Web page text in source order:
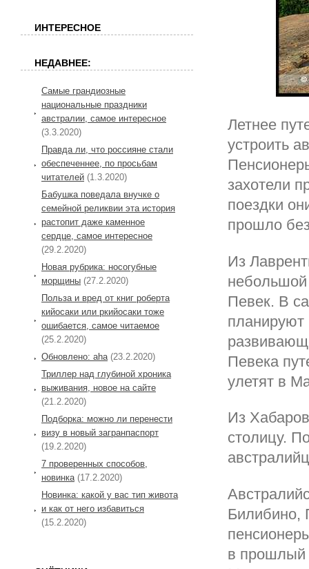
Летнее
устроить
захотели
поездки
прошло
Из
Певек. В
планируют
Певека
улетят в
Из
столицу.
Билибино,
в прошлый
ИНТЕРЕСНОЕ
НЕДАВНЕЕ:
Самые грандиозные
национальные праздники
австралии, самое интересное
(3.3.2020)
Правда ли, что россияне стали
обеспеченнее, по просьбам
читателей (1.3.2020)
Бабушка поведала внучке о
семейной реликвии эта история
растопит даже каменное
сердце, самое интересное
(29.2.2020)
Новая рубрика: носогубные
морщины (27.2.2020)
Польза и вред от книг роберта
кийосаки или ркийосаки тоже
ошибается, самое читаемое
(25.2.2020)
Обновлено: aha (23.2.2020)
Триллер над глубиной хроника
выживания, новое на сайте
(21.2.2020)
Подборка: можно ли перенести
визу в новый загранпаспорт
(19.2.2020)
7 проверенных способов,
новинка (17.2.2020)
Новинка: какой у вас тип живота
и как от него избавиться
(15.2.2020)